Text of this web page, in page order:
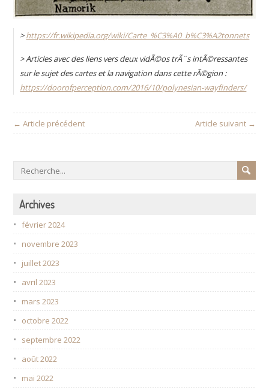
>https://fr.wikipedia.org/wiki/Carte_%C3%A0_b%C3%A2tonnets
> Articles avec des liens vers deux vidÃ©os trÃ¨s intÃ©ressantes
sur le sujet des cartes et la navigation dans cette rÃ©gion :
https://doorofperception.com/2016/10/polynesian-wayfinders/
← Article précédent Article suivant →
Archives
février 2024
novembre 2023
juillet 2023
avril 2023
mars 2023
octobre 2022
septembre 2022
août 2022
mai 2022